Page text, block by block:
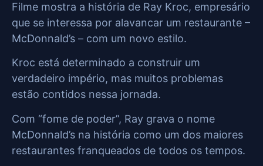
Filme mostra a história de Ray Kroc, empresário
que se interessa por alavancar um restaurante –
McDonnald’s – com um novo estilo.
Kroc está determinado a construir um
verdadeiro império, mas muitos problemas
estão contidos nessa jornada.
Com “fome de poder”, Ray grava o nome
McDonnald’s na história como um dos maiores
restaurantes franqueados de todos os tempos.